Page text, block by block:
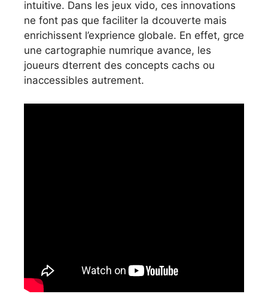
intuitive. Dans les jeux vido, ces innovations
ne font pas que faciliter la dcouverte mais
enrichissent l’exprience globale. En effet, grce
une cartographie numrique avance, les
joueurs dterrent des concepts cachs ou
inaccessibles autrement.